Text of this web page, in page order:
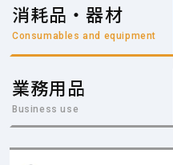
消耗品・器材
Consumables and equipment
業務用品
Business use